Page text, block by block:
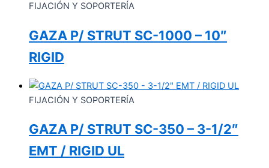
FIJACIÓN Y SOPORTERÍA
GAZA P/ STRUT SC-1000 – 10″
RIGID
FIJACIÓN Y SOPORTERÍA
GAZA P/ STRUT SC-350 – 3-1/2″
EMT / RIGID UL